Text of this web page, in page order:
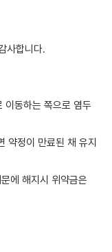
사합니다.
이동하는 쪽으로 염두
약정이 만료된 채 유지
에 해지시 위약금은